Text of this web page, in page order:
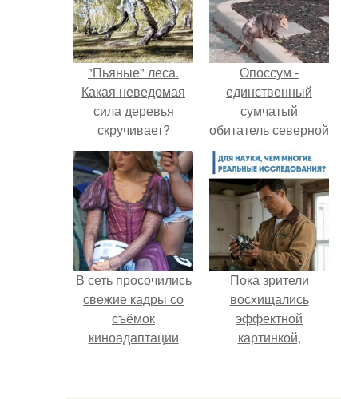
"Пьяные" леса.
Какая неведомая
сила деревья
скручивает?
Опоссум -
единственный
сумчатый
обитатель северной
В сеть просочились
свежие кадры со
съёмок
киноадаптации
моментально
Пока зрители
восхищались
эффектной
картинкой,
построили одну из